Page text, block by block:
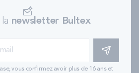
newsletter Bultex
S'INSCRIRE
vous confirmez avoir plus de 16 ans et